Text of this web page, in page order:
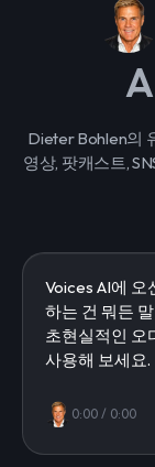
Dieter Bohlen의
영상, 팟캐스트,
0:00 / 0:00